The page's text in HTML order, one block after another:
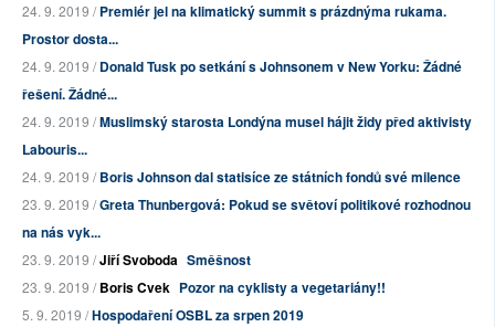
24. 9. 2019 /Premiér jel na klimatický summit s prázdnýma rukama.
Prostor dosta...
24. 9. 2019 /Donald Tusk po setkání s Johnsonem v New Yorku: Žádné
řešení. Žádné...
24. 9. 2019 /Muslimský starosta Londýna musel hájit židy před aktivisty
Labouris...
24. 9. 2019 /Boris Johnson dal statisíce ze státních fondů své milence
23. 9. 2019 /Greta Thunbergová: Pokud se světoví politikové rozhodnou
na nás vyk...
23. 9. 2019 /Jiří Svoboda Směšnost
23. 9. 2019 /Boris Cvek Pozor na cyklisty a vegetariány!!
5. 9. 2019 /Hospodaření OSBL za srpen 2019